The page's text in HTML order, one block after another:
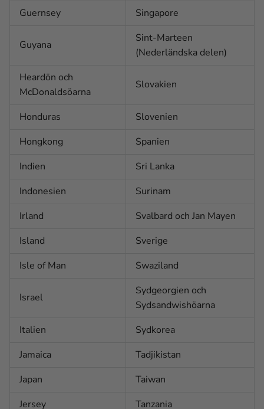
Guernsey
Singapore
Guyana
Sint-Marteen
(Nederländska delen)
Heardön och
McDonaldsöarna
Slovakien
Honduras
Slovenien
Hongkong
Spanien
Indien
Sri Lanka
Indonesien
Surinam
Irland
Svalbard och Jan Mayen
Island
Sverige
Isle of Man
Swaziland
Israel
Sydgeorgien och
Sydsandwishöarna
Italien
Sydkorea
Jamaica
Tadjikistan
Japan
Taiwan
Jersey
Tanzania